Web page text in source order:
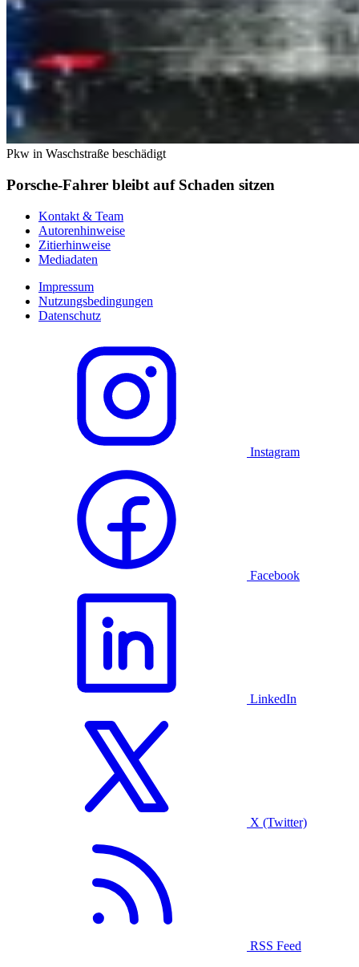
Pkw in Waschstraße beschädigt
Porsche-Fahrer bleibt auf Schaden sitzen
Kontakt & Team
Autorenhinweise
Zitierhinweise
Mediadaten
Impressum
Nutzungsbedingungen
Datenschutz
Instagram
Facebook
LinkedIn
X (Twitter)
RSS Feed